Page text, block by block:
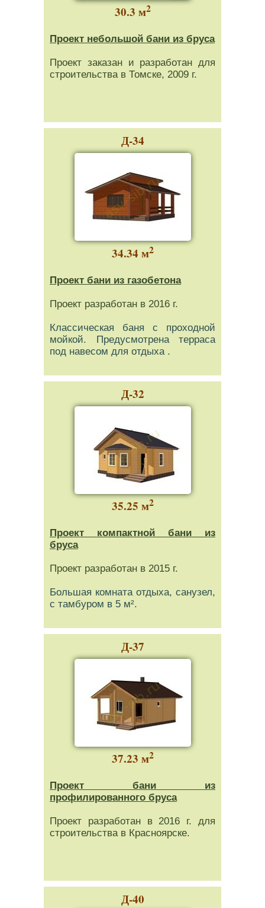
30.3 м2
Проект небольшой бани из бруса
Проект заказан и разработан для
строительства в Томске, 2009 г.
Д-34
34.34 м2
Проект бани из газобетона
Проект разработан в 2016 г.
Классическая баня с проходной
мойкой. Предусмотрена терраса
под навесом для отдыха .
Д-32
35.25 м2
Проект компактной бани из
бруса
Проект разработан в 2015 г.
Большая комната отдыха, санузел,
c тамбуром в 5 м².
Д-37
37.23 м2
Проект бани из
профилированного бруса
Проект разработан в 2016 г. для
строительства в Красноярске.
Д-40